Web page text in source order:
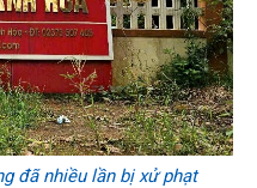
đã nhiều lần bị xử phạt